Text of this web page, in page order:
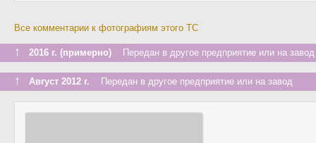
Все комментарии к фотографиям этого ТС
↑ 2016 г. (примерно) Передан в другое предприятие или на завод
↑ Август 2012 г. Передан в другое предприятие или на завод